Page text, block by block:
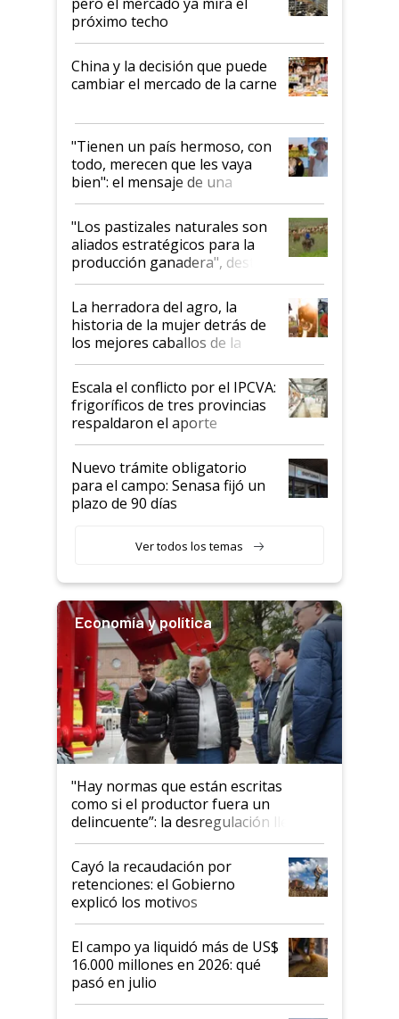
próximo techo
China y la decisión que puede
cambiar el mercado de la carne
"Tienen un país hermoso, con
todo, merecen que les vaya
bien": el mensaje de una
ganadera uruguaya sobre las
oportunidades que se abren
para el agro en Argentina, con
foco en la carne
"Los pastizales naturales son
aliados estratégicos para la
producción ganadera", destaca
la iniciativa que ya reúne a 46
establecimientos en Argentina
La herradora del agro, la
historia de la mujer detrás de
los mejores caballos de la
Argentina y los mitos que
todavía hacen sufrir a estos
animales: "Mientras me
descalificaban, yo seguí
haciendo currículum"
Escala el conflicto por el IPCVA:
frigoríficos de tres provincias
respaldaron el aporte
obligatorio
Nuevo trámite obligatorio
para el campo: Senasa fijó un
plazo de 90 días
Ver todos los temas
Economía y política
"Hay normas que están escritas
como si el productor fuera un
delincuente”: la desregulación llegó
al Congreso Aapresid y hasta se
habló del financiamiento al IPCVA
Cayó la recaudación por
retenciones: el Gobierno
explicó los motivos
El campo ya liquidó más de US$
16.000 millones en 2026: qué
pasó en julio